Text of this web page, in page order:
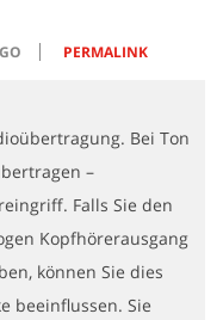
PERMALINK
Bei Ton
–
Falls Sie den
Kopfhörerausgang
können Sie dies
beeinflussen. Sie